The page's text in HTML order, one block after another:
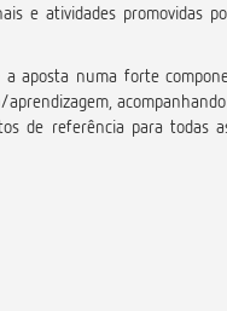
e atividades promovidas
aposta numa forte
de referência para todas